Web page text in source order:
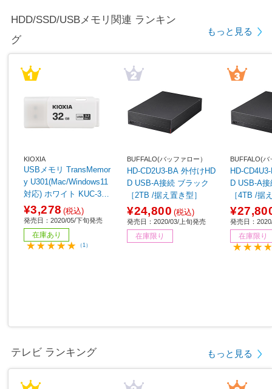
HDD/SSD/USBメモリ関連 ランキン
グ
もっと見る
KIOXIA
USBメモリ TransMemor
y U301(Mac/Windows11
対応) ホワイト KUC-3A0
32GW ［32GB /USB Typ
eA /USB3.2 /キャップ
式］
¥3,278 (税込)
発売日：2020/05/下旬発売
在庫あり
（1）
BUFFALO(バッファロー）
HD-CD2U3-BA 外付けHD
D USB-A接続 ブラック
［2TB /据え置き型］
¥24,800 (税込)
発売日：2020/03/上旬発売
在庫限り
BUFFALO(バ
HD-
D USB-A接続 ブ
［4TB /据
64】
発売日：
在庫限り
テレビ ランキング もっと見る